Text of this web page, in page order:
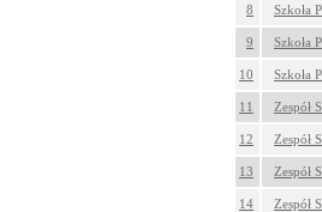
8 Szkoła
9 Szkoła
10 Szkoła
11 Zespół
12 Zespół
13 Zespół
14 Zespół